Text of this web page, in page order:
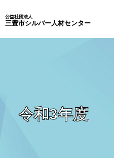
公益社団法人
三豊市シルバー人材センター
令和3年度